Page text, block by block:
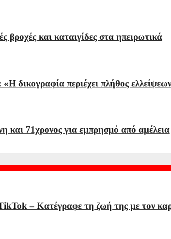
βροχές και καταιγίδες στα ηπειρωτικά
δικογραφία περιέχει πλήθος
71χρονος για εμπρησμό από αμέλεια
– Kατέγραφε τη ζωή της με τον